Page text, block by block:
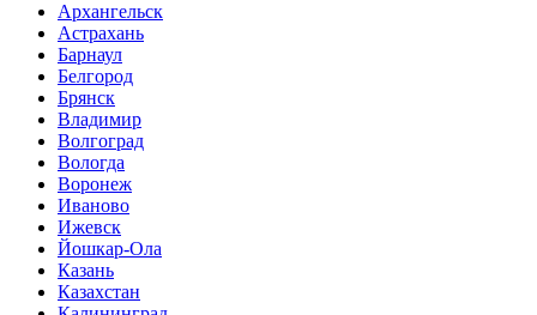
Архангельск
Астрахань
Барнаул
Белгород
Брянск
Владимир
Волгоград
Вологда
Воронеж
Иваново
Ижевск
Йошкар-Ола
Казань
Казахстан